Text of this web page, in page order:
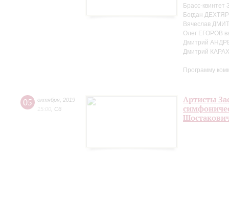
Брасс-квинтет
Богдан
Вячеслав
Олег ЕГОРОВ
Дмитрий
Дмитрий
Программу
05 октября 2019
15:00 Сб
Артисты